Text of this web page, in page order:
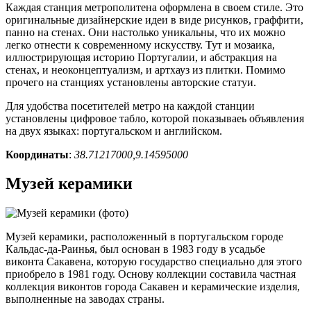
Каждая станция метрополитена оформлена в своем стиле. Это
оригинальные дизайнерские идеи в виде рисунков, граффити,
панно на стенах. Они настолько уникальны, что их можно
легко отнести к современному искусству. Тут и мозаика,
иллюстрирующая историю Португалии, и абстракция на
стенах, и неоконцептуализм, и артхауз из плитки. Помимо
прочего на станциях установлены авторские статуи.
Для удобства посетителей метро на каждой станции
установлены цифровое табло, которой показываеь объявления
на двух языках: португальском и английском.
Координаты: 38.71217000,9.14595000
Музей керамики
Музей керамики, расположенный в португальском городе
Кальдас-да-Раинья, был основан в 1983 году в усадьбе
виконта Сакавена, которую государство специально для этого
приобрело в 1981 году. Основу коллекции составила частная
коллекция виконтов города Сакавен и керамические изделия,
выполненные на заводах страны.